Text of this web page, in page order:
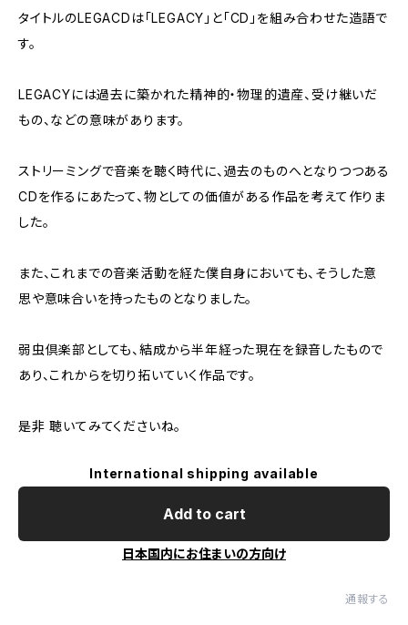
タイトルのLEGACDは「LEGACY」と「CD」を組み合わせた造語で
す。
LEGACYには過去に築かれた精神的・物理的遺産、受け継いだ
もの、などの意味があります。
ストリーミングで音楽を聴く時代に、過去のものへとなりつつある
CDを作るにあたって、物としての価値がある作品を考えて作りま
した。
また、これまでの音楽活動を経た僕自身においても、そうした意
思や意味合いを持ったものとなりました。
弱虫倶楽部としても、結成から半年経った現在を録音したもので
あり、これからを切り拓いていく作品です。
是非 聴いてみてくださいね。
International shipping available
Add to cart
日本国内にお住まいの方向け
通報する